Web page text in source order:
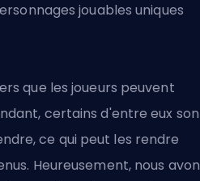
jouables uniques
que les joueurs peuvent
certains d'entre eux
ce qui peut les rendre
Heureusement, nous